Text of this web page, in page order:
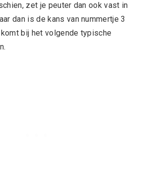
zet je peuter dan ook vast in
dan is de kans van nummertje 3
bij het volgende typische